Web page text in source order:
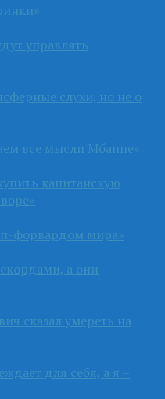
управлять
слухи, но не о
все мысли Мбаппе»
капитанскую
форвардом мира»
а они
сказал умереть на
для себя, а я –